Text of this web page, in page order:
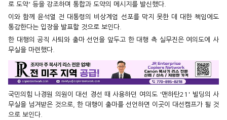
로 도약' 등을 강조하며 통합과 도약의 메시지를 발신했다.
이와 함께 윤석열 전 대통령의 비상계엄 선포를 막지 못한 데 대한 책임에도
통감한다는 입장을 발표할 것으로 보인다.
한 대행의 공직 사퇴와 출마 선언을 앞두고 한 대행 측 실무진은 여의도에 사
무실을 마련했다.
국민의힘 나경원 의원이 대선 경선 때 사용하던 여의도 '맨하탄21' 빌딩의 사
무실을 넘겨받은 것으로, 한 대행이 출마를 선언하면 이곳이 대선캠프가 될 것
으로 보인다.